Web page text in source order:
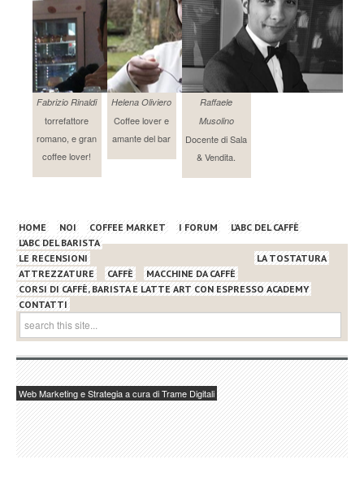
Fabrizio Rinaldi
torrefattore
romano, e gran
coffee lover!
Helena Oliviero
Coffee lover e
amante del bar
Raffaele
Musolino
Docente di Sala
& Vendita.
HOME NOI COFFEE MARKET I FORUM
L’ABC DEL CAFFÈ
L’ABC DEL BARISTA
LE RECENSIONI
ATTREZZATURE
CAFFÈ MACCHINE DA CAFFÈ
LA TOSTATURA
CORSI DI CAFFÈ, BARISTA E LATTE ART CON ESPRESSO ACADEMY
CONTATTI
Web Marketing e Strategia a cura di Trame Digitali